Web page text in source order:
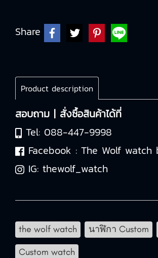
Share
Product description
สอบถาม | สั่งซื้อสินค้าได้ที่
Tel: 088-447-9998
Facebook : The Wolf watch
IG: thewolf_watch
the wolf watch นาฬิกา Custom
Custom watch